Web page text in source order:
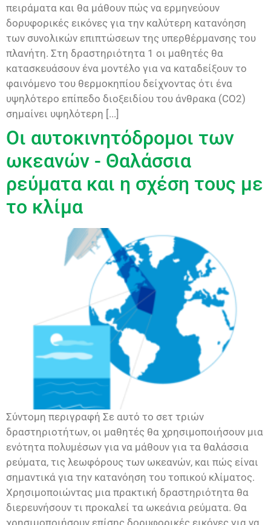
πειράματα και θα μάθουν πώς να ερμηνεύουν
δορυφορικές εικόνες για την καλύτερη κατανόηση
των συνολικών επιπτώσεων της υπερθέρμανσης του
πλανήτη. Στη δραστηριότητα 1 οι μαθητές θα
κατασκευάσουν ένα μοντέλο για να καταδείξουν το
φαινόμενο του θερμοκηπίου δείχνοντας ότι ένα
υψηλότερο επίπεδο διοξειδίου του άνθρακα (CO2)
σημαίνει υψηλότερη [...]
Οι αυτοκινητόδρομοι των
ωκεανών - Θαλάσσια
ρεύματα και η σχέση τους με
το κλίμα
Σύντομη περιγραφή Σε αυτό το σετ τριών
δραστηριοτήτων, οι μαθητές θα χρησιμοποιήσουν μια
ενότητα πολυμέσων για να μάθουν για τα θαλάσσια
ρεύματα, τις λεωφόρους των ωκεανών, και πώς είναι
σημαντικά για την κατανόηση του τοπικού κλίματος.
Χρησιμοποιώντας μια πρακτική δραστηριότητα θα
διερευνήσουν τι προκαλεί τα ωκεάνια ρεύματα. Θα